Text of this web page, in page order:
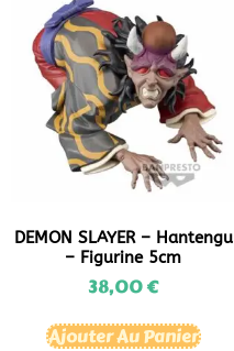
DEMON SLAYER – Hantengu
– Figurine 5cm
38,00€
Ajouter Au Panier